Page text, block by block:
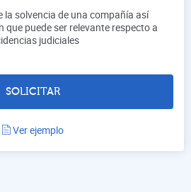
la solvencia de una compañía así
puede ser relevante respecto a
judiciales
SOLICITAR
Ver ejemplo